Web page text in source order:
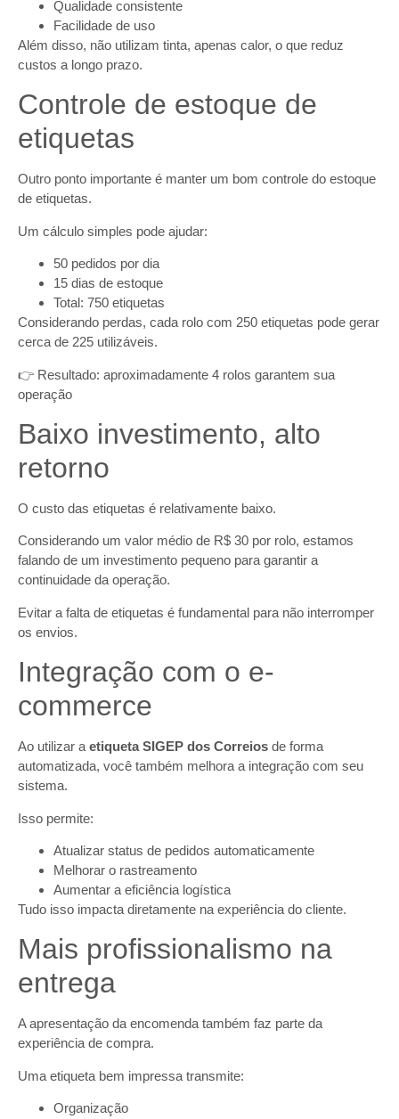
Qualidade consistente
Facilidade de uso
Além disso, não utilizam tinta, apenas calor, o que reduz
custos a longo prazo.
Controle de estoque de
etiquetas
Outro ponto importante é manter um bom controle do estoque
de etiquetas.
Um cálculo simples pode ajudar:
50 pedidos por dia
15 dias de estoque
Total: 750 etiquetas
Considerando perdas, cada rolo com 250 etiquetas pode gerar
cerca de 225 utilizáveis.
👉 Resultado: aproximadamente 4 rolos garantem sua
operação
Baixo investimento, alto
retorno
O custo das etiquetas é relativamente baixo.
Considerando um valor médio de R$ 30 por rolo, estamos
falando de um investimento pequeno para garantir a
continuidade da operação.
Evitar a falta de etiquetas é fundamental para não interromper
os envios.
Integração com o e-
commerce
Ao utilizar a etiqueta SIGEP dos Correios de forma
automatizada, você também melhora a integração com seu
sistema.
Isso permite:
Atualizar status de pedidos automaticamente
Melhorar o rastreamento
Aumentar a eficiência logística
Tudo isso impacta diretamente na experiência do cliente.
Mais profissionalismo na
entrega
A apresentação da encomenda também faz parte da
experiência de compra.
Uma etiqueta bem impressa transmite:
Organização